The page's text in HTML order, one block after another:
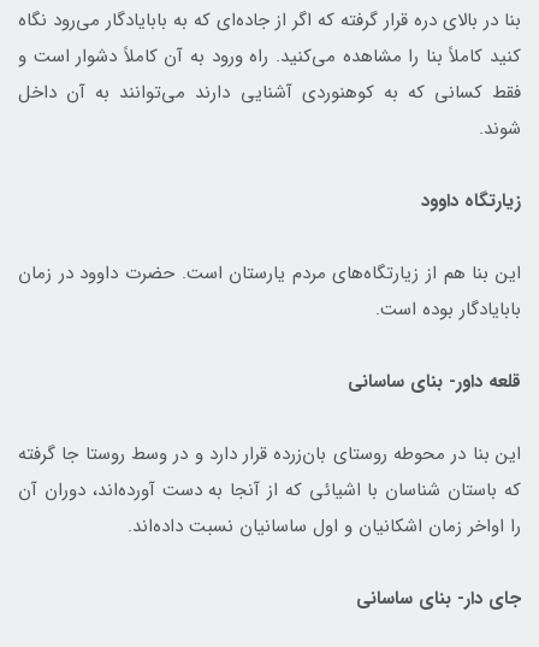
بنا در بالای دره قرار گرفته که اگر از جاده‌ای که به بابایادگار می‌رود نگاه
کنید کاملاً بنا را مشاهده می‌کنید. راه ورود به آن کاملاً دشوار است و
فقط کسانی که به کوهنوردی آشنایی دارند می‌توانند به آن داخل
شوند.
زیارتگاه داوود
این بنا هم از زیارتگاه‌های مردم یارستان است. حضرت داوود در زمان
بابایادگار بوده است.
قلعه داور- بنای ساسانی
این بنا در محوطه روستای بان‌زرده قرار دارد و در وسط روستا جا گرفته
که باستان شناسان با اشیائی که از آنجا به دست آورده‌اند، دوران آن
را اواخر زمان اشکانیان و اول ساسانیان نسبت داده‌اند.
جای دار- بنای ساسانی